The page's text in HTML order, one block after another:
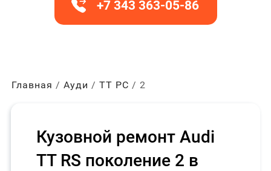
+7 343 363-05-86
Главная Ауди ТТ РС 2
Кузовной ремонт Audi
TT RS поколение 2 в